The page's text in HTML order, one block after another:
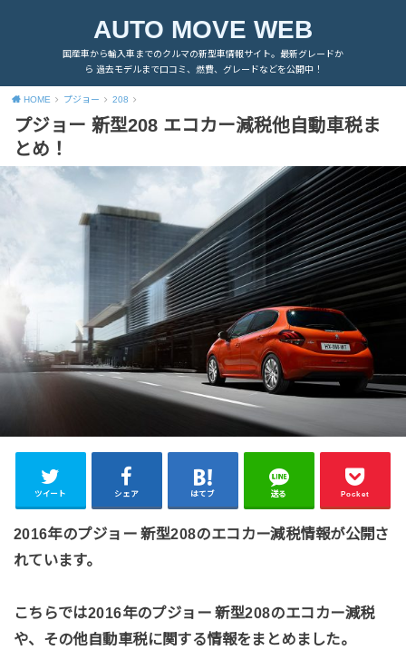
AUTO MOVE WEB
国産車から輸入車までのクルマの新型車情報サイト。最新グレードか
ら 過去モデルまで口コミ、燃費、グレードなどを公開中！
HOME プジョー 208
プジョー 新型208 エコカー減税他自動車税ま
とめ！
ツイート シェア はてブ 送る Pocket
2016年のプジョー 新型208のエコカー減税情報が公開さ
れています。
こちらでは2016年のプジョー 新型208のエコカー減税
や、その他自動車税に関する情報をまとめました。